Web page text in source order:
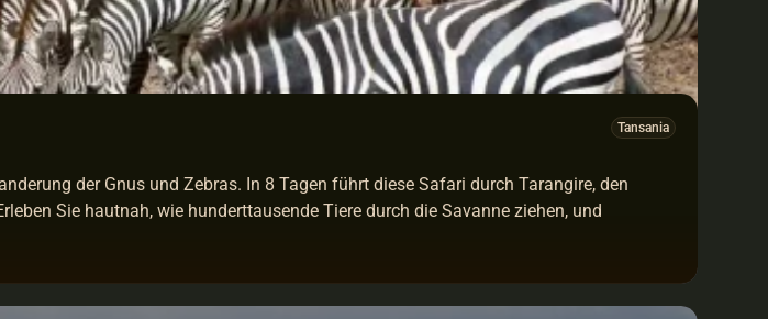
Tansania
der Gnus und Zebras. In 8 Tagen führt diese Safari durch Tarangire, den
Sie hautnah, wie hunderttausende Tiere durch die Savanne ziehen, und